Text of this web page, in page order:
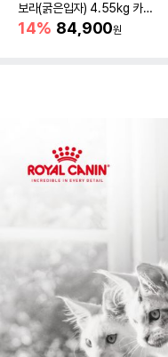
보라(굵은입자) 4.55kg 카사
바모래
14% 84,900원